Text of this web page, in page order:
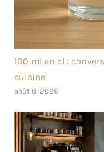
100 ml en cl :
cuisine
août 8, 2026